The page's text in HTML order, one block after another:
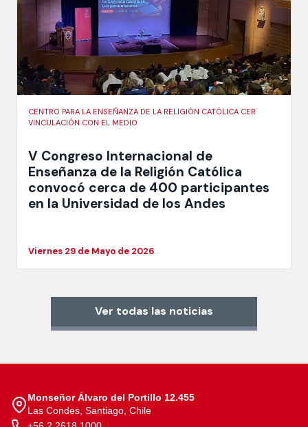
CENTRO PARA LA ENSEÑANZA DE LA RELIGIÓN CATÓLICA CER
VINCULACIÓN CON EL MEDIO
V Congreso Internacional de
Enseñanza de la Religión Católica
convocó cerca de 400 participantes
en la Universidad de los Andes
Viernes 29 de Mayo de 2026
Ver todas las noticias
Monseñor Álvaro del Portillo 12.455
Las Condes, Santiago, Chile